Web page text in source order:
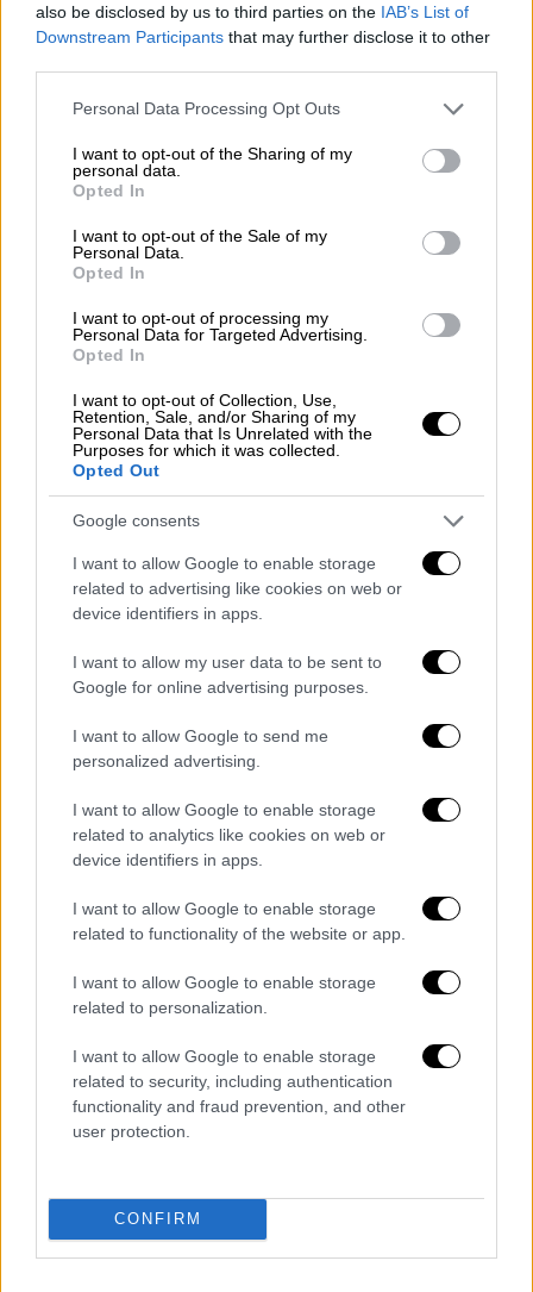
also be disclosed by us to third parties on the IAB’s List of
Downstream Participants that may further disclose it to other
Please note that this website/app uses one or more Google
not limited to your visit or usage behaviour. You may click to
grant or deny consent to Google and its third-party tags to
use your data for below specified purposes in below Google
consent section.
Personal Data Processing Opt Outs
I want to opt-out of the Sharing of my
personal data.
Opted In
I want to opt-out of the Sale of my
Personal Data.
Opted In
I want to opt-out of processing my
Personal Data for Targeted Advertising.
Opted In
I want to opt-out of Collection, Use,
Retention, Sale, and/or Sharing of my
Personal Data that Is Unrelated with the
Purposes for which it was collected.
Opted Out
Google consents
I want to allow Google to enable storage
related to advertising like cookies on web or
device identifiers in apps.
I want to allow my user data to be sent to
Google for online advertising purposes.
I want to allow Google to send me
personalized advertising.
I want to allow Google to enable storage
related to analytics like cookies on web or
device identifiers in apps.
I want to allow Google to enable storage
related to functionality of the website or app.
I want to allow Google to enable storage
related to personalization.
I want to allow Google to enable storage
related to security, including authentication
functionality and fraud prevention, and other
user protection.
CONFIRM
Με νέα ταυτότητα και προσανατολισμό
πέτυχε άνοδο 55% σε σχέση με τον
Φεβρουάριο του 2020, όταν η απόδοσή του
ήταν 5,4%. Το φετινό Φεβρουάριο, σε
ημερήσια βάση, παρακολουθούσαν το
κεντρικό δελτίο του ΟΡΕΝ 141.000
περισσότεροι τηλεθεατές σε σχέση με τον
περσινό αντίστοιχο μήνα.
Διαβάστε επίσης:
με αξιοπιστία για το κεντρικό δελτίο
ειδήσεων του Open
Ιδιαίτερη είναι η δυναμική του κεντρικού
δελτίου Ειδήσεων, στα νοικοκυριά
Ανώτερου Μορφωτικού και Επαγγελματικού
Επιπέδου, σημειώνοντας μέσο όρο 10,8% και
αύξηση 65% σε σχέση με τον Φεβρουάριο
2020 (τότε ήταν 6,6%). Το ίδιο δυναμική
(10,7%) είναι η πορεία του στους Άνδρες 45-
64, κοινό με έντονο ενδιαφέρον για την
Την εμπιστοσύνη του τηλεοπτικού κοινού
έχει κερδίσει και το Μεσημβρινό Δελτίο
Ειδήσεων του ΟΡΕΝτις καθημερινές
μέση απόδοσή του ήταν9,5%στο σύνολο του
κοινού. Ποσοστό αυξημένο κατά 13% σε
σχέση με το ίδιο διάστημα της περσινής
χρονιάς (Φεβρουάριος 2020). Σε καθημερινή
βάση το παρακολουθούσαν 203.000
τηλεθεατές (56.000 περισσότεροι από τον
περσινό Φεβρουάριο).
Διαβάστε επίσης:Αντώνης Κανάκης:
Σαρωτικά τα νούμερα τηλεθέασης του Ράδιο
Αρβύλα
Τα «γεράκια» της Ψάθας: Έσωσαν από τη
μεγάλη φωτιά τη γειτονιά που κάποτε τους
έδιωχνε - «Πέρασε όλη η ζωή μπροστά μου»